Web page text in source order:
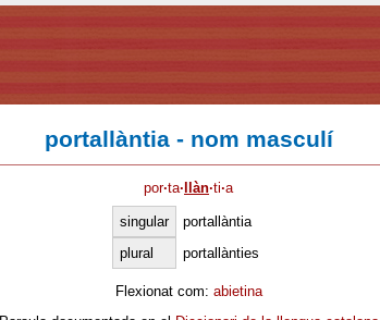
portallàntia - nom masculí
por·ta· llàn·ti·a
singular
portallàntia
plural
portallànties
Flexionat com: abietina